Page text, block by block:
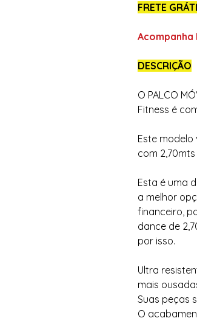
FRETE
Acompanha
DESCRIÇÃO
O PALCO
Fitness é
Este
com
Esta é uma
a melhor
financeiro,
dance de
por isso.
Ultra
mais
Suas peças
O